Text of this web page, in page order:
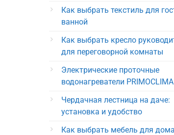
Как выбрать текстиль для
ванной
Как выбрать кресло
для переговорной комнаты
Электрические проточные
водонагреватели PRIMOCLIMA
Чердачная лестница на даче:
установка и удобство
Как выбрать мебель для